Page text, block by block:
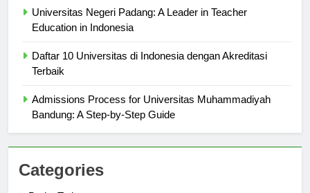
Universitas Negeri Padang: A Leader in Teacher
Daftar 10 Universitas di Indonesia dengan Akreditasi
Admissions Process for Universitas Muhammadiyah
Categories